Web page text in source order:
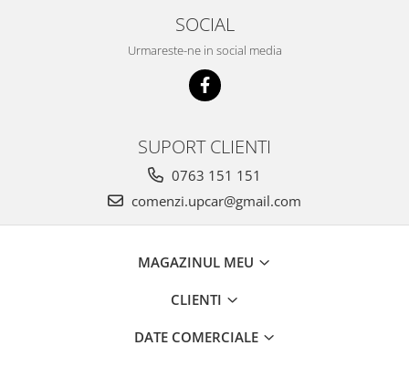
SOCIAL
Urmareste-ne in social media
SUPORT CLIENTI
0763 151 151
comenzi.upcar@gmail.com
MAGAZINUL MEU
CLIENTI
DATE COMERCIALE